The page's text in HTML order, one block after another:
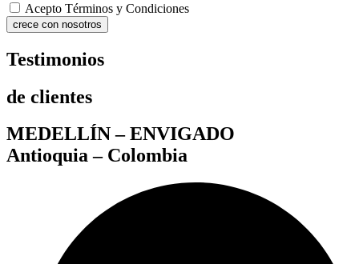
Acepto Términos y Condiciones
crece con nosotros
Testimonios
de clientes
MEDELLÍN – ENVIGADO
Antioquia – Colombia